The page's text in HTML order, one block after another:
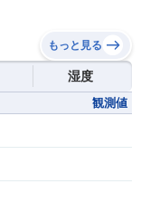
もっと見る
湿度
観測値